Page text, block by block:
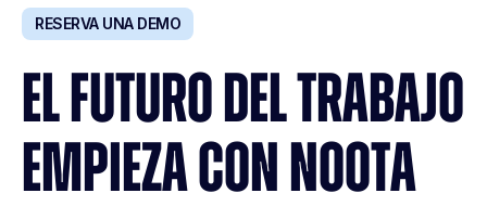
RESERVA UNA DEMO
EL FUTURO DEL TRABAJO
EMPIEZA CON NOOTA